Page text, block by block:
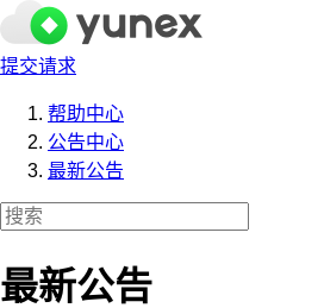
提交请求
帮助中心
公告中心
最新公告
最新公告